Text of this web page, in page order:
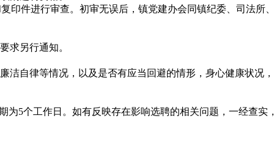
件进行审查。初审无误后，镇党建办会同镇纪委、司法所
求另行通知。
自律等情况，以及是否有应当回避的情形，身心健康状况
5个工作日。如有反映存在影响选聘的相关问题，一经查实